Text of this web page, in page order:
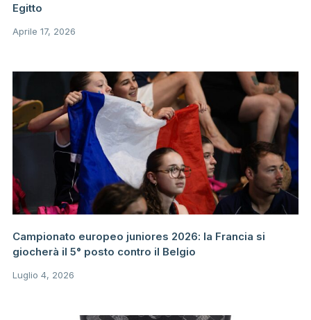
Egitto
Aprile 17, 2026
Campionato europeo juniores 2026: la Francia si
giocherà il 5° posto contro il Belgio
Luglio 4, 2026